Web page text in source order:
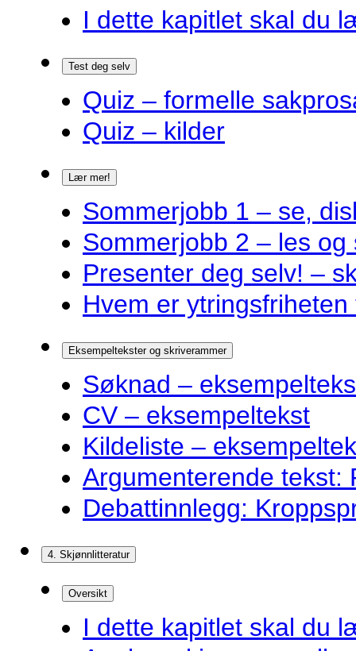
I dette kapitlet skal du
Test deg selv
Quiz – formelle
Quiz – kilder
Lær mer!
Sommerjobb 1 – se,
Sommerjobb 2 – les og
Presenter deg selv! –
Hvem er
Eksempeltekster og skriverammer
Søknad –
CV – eksempeltekst
Kildeliste –
Argumenterende tekst:
Debattinnlegg:
4. Skjønnlitteratur
Oversikt
I dette kapitlet skal du